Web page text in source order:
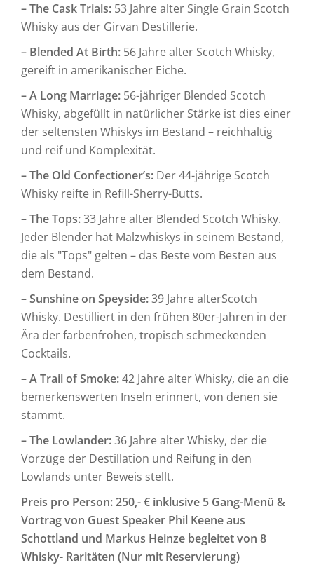
– The Cask Trials: 53 Jahre alter Single Grain Scotch
Whisky aus der Girvan Destillerie.
– Blended At Birth: 56 Jahre alter Scotch Whisky,
gereift in amerikanischer Eiche.
– A Long Marriage: 56-jähriger Blended Scotch
Whisky, abgefüllt in natürlicher Stärke ist dies einer
der seltensten Whiskys im Bestand – reichhaltig
und reif und Komplexität.
– The Old Confectioner’s: Der 44-jährige Scotch
Whisky reifte in Refill-Sherry-Butts.
– The Tops:33 Jahre alter Blended Scotch Whisky.
Jeder Blender hat Malzwhiskys in seinem Bestand,
die als "Tops" gelten – das Beste vom Besten aus
dem Bestand.
– Sunshine on Speyside:39 Jahre alterScotch
Whisky. Destilliert in den frühen 80er-Jahren in der
Ära der farbenfrohen, tropisch schmeckenden
Cocktails.
– A Trail of Smoke:42 Jahre alter Whisky, die an die
bemerkenswerten Inseln erinnert, von denen sie
stammt.
– The Lowlander:36 Jahre alter Whisky, der die
Vorzüge der Destillation und Reifung in den
Lowlands unter Beweis stellt.
Preis pro Person: 250,- € inklusive 5 Gang-Menü &
Vortrag von Guest Speaker Phil Keene aus
Schottland und Markus Heinze begleitet von 8
Whisky- Raritäten (Nur mit Reservierung)